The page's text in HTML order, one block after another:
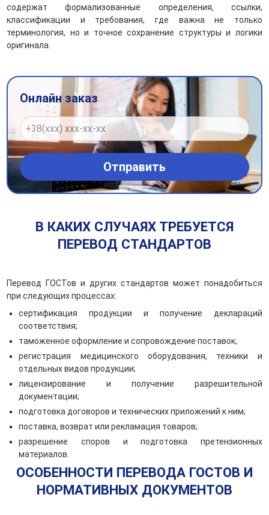
содержат формализованные определения, ссылки,
классификации и требования, где важна не только
терминология, но и точное сохранение структуры и логики
оригинала.
Онлайн заказ
В КАКИХ СЛУЧАЯХ ТРЕБУЕТСЯ
ПЕРЕВОД СТАНДАРТОВ
Перевод ГОСТов и других стандартов может понадобиться
при следующих процессах:
сертификация продукции и получение деклараций
соответствия;
таможенное оформление и сопровождение поставок;
регистрация медицинского оборудования, техники и
отдельных видов продукции;
лицензирование и получение разрешительной
документации;
подготовка договоров и технических приложений к ним;
поставка, возврат или рекламация товаров;
разрешение споров и подготовка претензионных
материалов.
ОСОБЕННОСТИ ПЕРЕВОДА ГОСТОВ И
НОРМАТИВНЫХ ДОКУМЕНТОВ